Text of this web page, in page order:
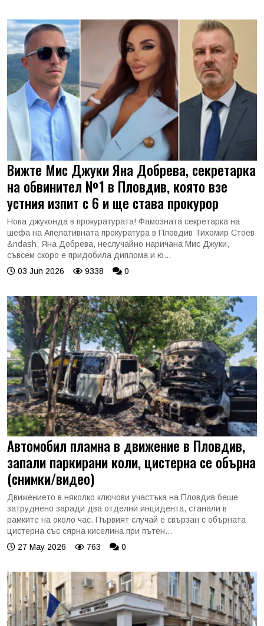
Вижте Мис Джуки Яна Добрева, секретарка
на обвинител №1 в Пловдив, която взе
устния изпит с 6 и ще става прокурор
Нова джуконда в прокуратурата! Фамозната секретарка на
шефа на Апелативната прокуратура в Пловдив Тихомир Стоев
&ndash; Яна Добрева, неслучайно наричана Мис Джуки,
съвсем скоро е придобила диплома и ю...
03 Jun 2026
9338 0
Автомобил пламна в движение в Пловдив,
запали паркирани коли, цистерна се обърна
(снимки/видео)
Движението в няколко ключови участъка на Пловдив беше
затруднено заради два отделни инцидента, станали в
рамките на около час. Първият случай е свързан с обърната
цистерна със сярна киселина при пътен...
27 May 2026
763 0